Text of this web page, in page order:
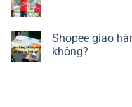
Shopee giao
không?